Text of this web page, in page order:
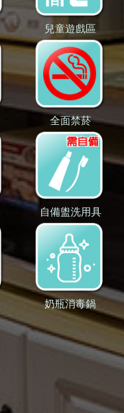
兒童遊戲區
全面禁菸
自備盥洗用具
奶瓶消毒鍋